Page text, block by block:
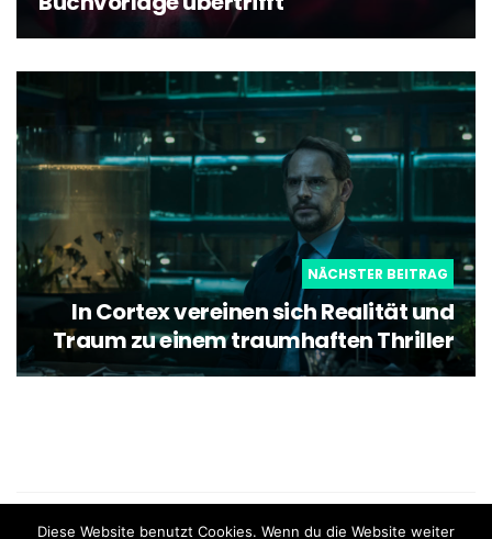
NÄCHSTER BEITRAG
In Cortex vereinen sich Realität und
Traum zu einem traumhaften Thriller
Diese Website benutzt Cookies. Wenn du die Website weiter